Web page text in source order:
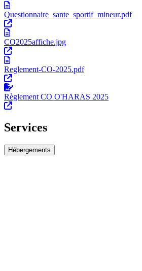
Questionnaire_sante_sportif_mineur.pdf
CO2025affiche.jpg
Reglement-CO-2025.pdf
Règlement CO O'HARAS 2025
Services
Hébergements